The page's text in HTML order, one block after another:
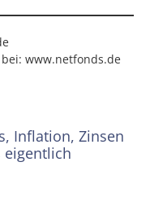
www.netfonds.de
Inflation, Zinsen
eigentlich